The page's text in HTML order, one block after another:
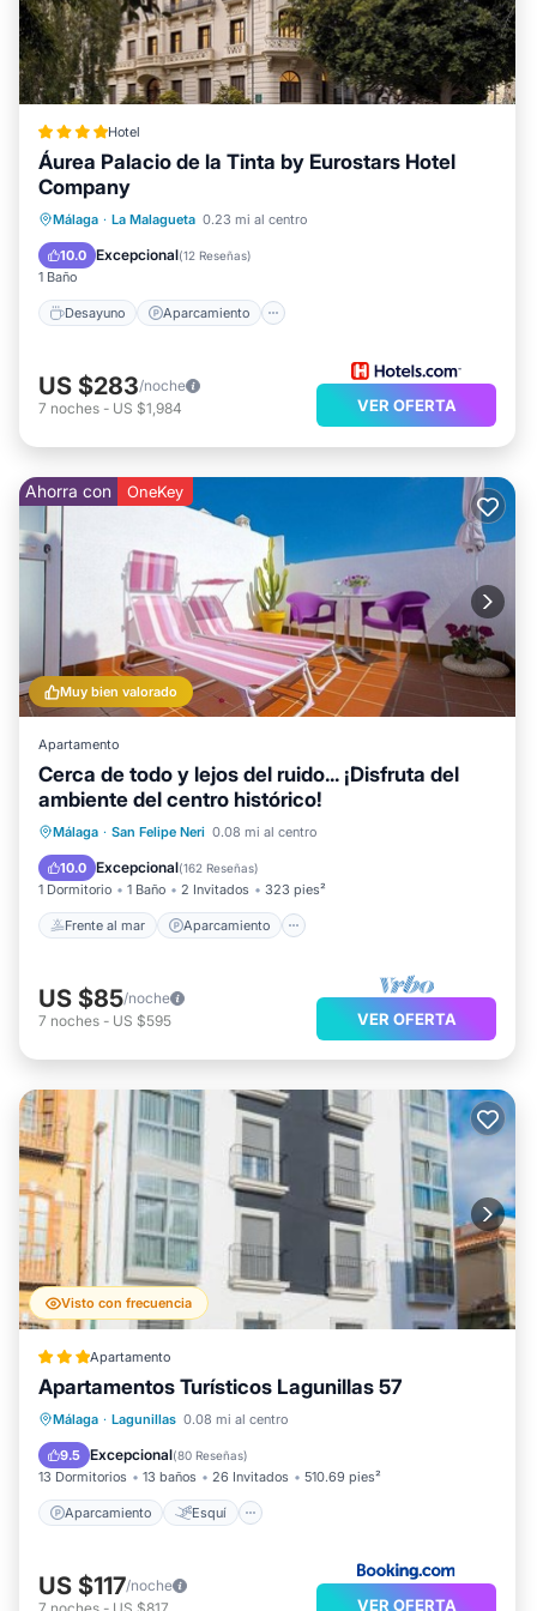
Hotel
Áurea Palacio de la Tinta by Eurostars Hotel
Company
Málaga · La Malagueta 0.23 mi al centro
10.0 Excepcional(12 Reseñas)
1 Baño
Desayuno Aparcamiento
Desayuno Aparcamiento
Spa
US $283/noche
7 noches - US $1,984 VER OFERTA
Muy bien valorado
Ahorra con OneKey
Apartamento
Cerca de todo y lejos del ruido... ¡Disfruta del
ambiente del centro histórico!
Málaga · San Felipe Neri 0.08 mi al centro
10.0 Excepcional(162 Reseñas)
1 Dormitorio 1 Baño 2 Invitados 323 pies²
Frente al mar Aparcamiento
Frente al mar
Aparcamiento
Vista al mar
Balcón/Terraza
US $85/noche
7 noches - US $595 VER OFERTA
Visto con frecuencia
Apartamento
Apartamentos Turísticos Lagunillas 57
Málaga · Lagunillas 0.08 mi al centro
9.5 Excepcional(80 Reseñas)
13 Dormitorios 13 baños 26 Invitados 510.69 pies²
Aparcamiento Esquí
Aparcamiento
Esquí
Aire acondicionado
US $117/noche
7 noches - US $817 VER OFERTA